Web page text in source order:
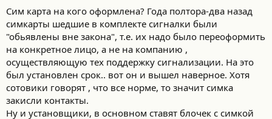
Сим карта на кого оформлена? Года полтора-два назад
симкарты шедшие в комплекте сигналки были
"обьявлены вне закона", т.е. их надо было переоформить
на конкретное лицо, а не на компанию ,
осуществляющую тех поддержку сигнализации. На это
был установлен срок.. вот он и вышел наверное. Хотя
сотовики говорят , что все норме, то значит симка
закисли контакты.
Ну и установщики, в основном ставят блочек с симкой